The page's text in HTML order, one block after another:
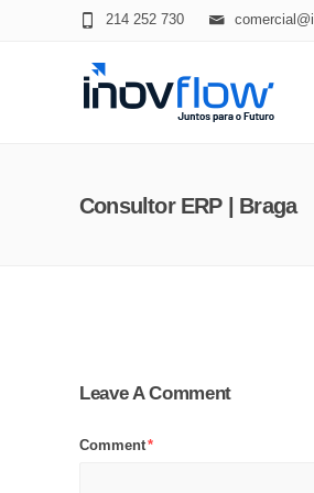
214 252 730
Consultor ERP | Braga
Leave A Comment
Comment*
modal-check